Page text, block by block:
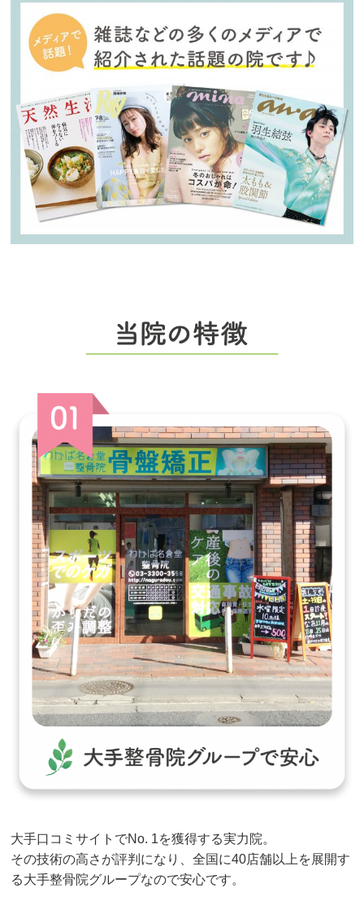
大手口コミサイトでNo. 1を獲得する実力院。
その技術の高さが評判になり、全国に40店舗以上を展開す
る大手整骨院グループなので安心です。